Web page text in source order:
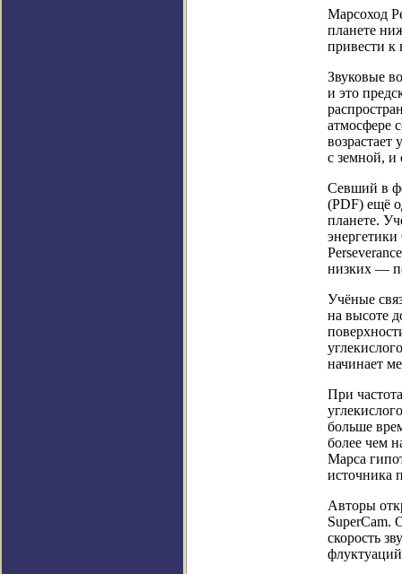
Марсоход
планете
привести к
Звуковые
и это
атмосфере
с земной, и
Севший в
(PDF) ещё
планете.
низких —
Учёные
на высоте
начинает
При
больше
более чем
Марса
источника
Авторы
SuperCam.
скорость